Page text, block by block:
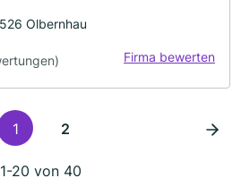
Olbernhau
Firma bewerten
1 2
1-20 von 40